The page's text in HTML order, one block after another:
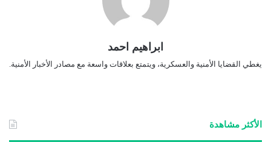
ابراهيم احمد
يغطي القضايا الأمنية والعسكرية، ويتمتع بعلاقات واسعة مع مصادر الأخبار الأمنية.
الأكثر مشاهدة